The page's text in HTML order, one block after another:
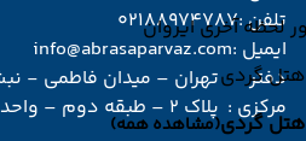
لحظه آخری ایروان
هتل گردی
هتل گردی(مشاهده همه)
تلفن :02188974787
ایمیل :info@abrasaparvaz.com
دفتر
مرکزی :
تهران – میدان فاطمی -
پلاک 2 – طبقه دوم – واحد 201